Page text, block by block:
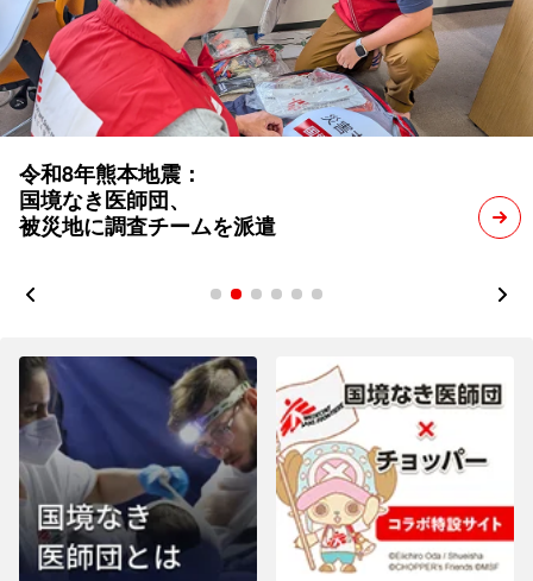
令和8年熊本地震：
国境なき医師団、
被災地に調査チームを派遣
1 2 3 4 5 6